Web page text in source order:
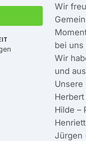
Wir
bei
Wir
und
Unsere
Hilde –
Jürgen